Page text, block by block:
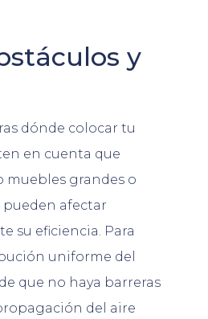
y
dónde colocar tu
en cuenta que
muebles grandes o
afectar
su eficiencia. Para
uniforme del
que no haya barreras
del aire